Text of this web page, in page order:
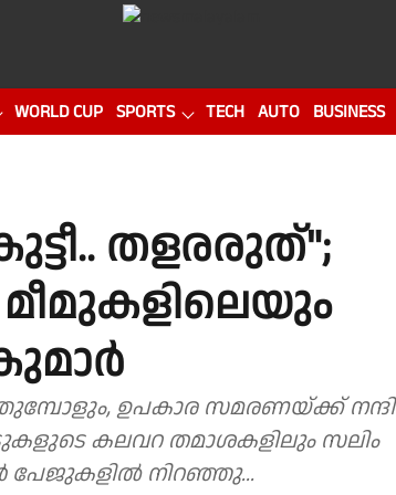
WORLD CUP SPORTS TECH AUTO BUSINESS
തളരരുത്";
ഉപകാര സമരണയ്ക്ക് നന്ദി
കലവറ തമാശകളിലും സലിം
പേജുകളിൽ നിറഞ്ഞു...